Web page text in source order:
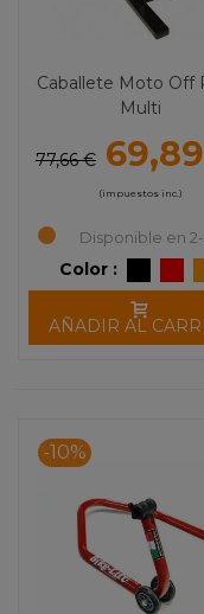
Caballete Moto Off
Multi
77,66 €
(impuestos inc.)
Disponible en
Color :
AÑADIR AL
-10%